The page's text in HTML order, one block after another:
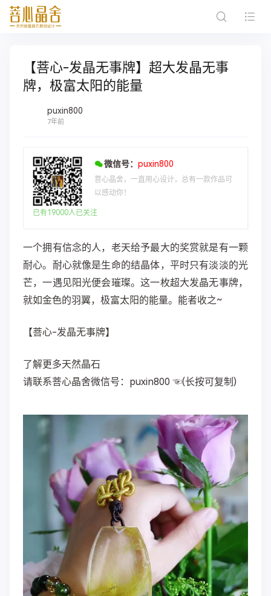
【菩心-发晶无事牌】超大发晶无事
牌，极富太阳的能量
puxin800
7年前
微信号： puxin800
菩心晶舍，一直用心设计，总有一款作品可
以感动你！
已有19000人已关注
一个拥有信念的人，老天给予最大的奖赏就是有一颗
耐心。耐心就像是生命的结晶体，平时只有淡淡的光
芒，一遇见阳光便会璀璨。这一枚超大发晶无事牌，
就如金色的羽翼，极富太阳的能量。能者收之~
【菩心-发晶无事牌】
了解更多天然晶石
请联系菩心晶舍微信号：puxin800 ☜(长按可复制)